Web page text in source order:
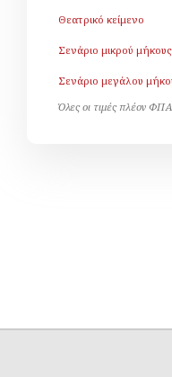
Θεατρικό κείμενο
Σενάριο μικρού μήκους
Σενάριο μεγάλου
Όλες οι τιμές πλέον